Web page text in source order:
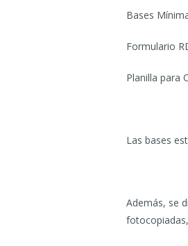
Bases
Formulario
Planilla para
Las bases
Además, se